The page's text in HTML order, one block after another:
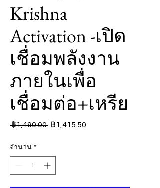
Krishna
Activation -เปิด
เชื่อมพลังงาน
ภายในเพื่อ
เชื่อมต่อ+เหรีย
฿1,490.00 ราคา
฿1,415.50
จำนวน *